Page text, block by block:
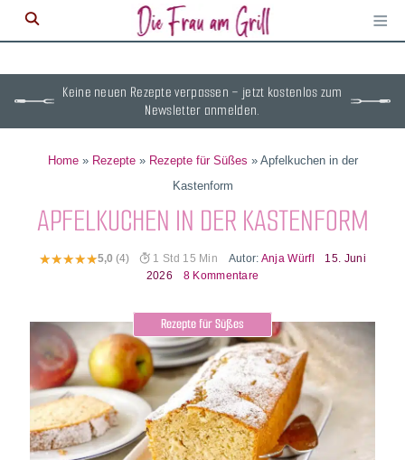
≡
Keine neuen Rezepte verpassen – jetzt kostenlos zum
Newsletter anmelden.
Home» Rezepte» Rezepte für Süßes » Apfelkuchen in der
Kastenform
APFELKUCHEN IN DER KASTENFORM
5,0(4) 1 Std 15 Min Autor: Anja Würfl
15. Juni
2026
8 Kommentare
Rezepte für Süßes